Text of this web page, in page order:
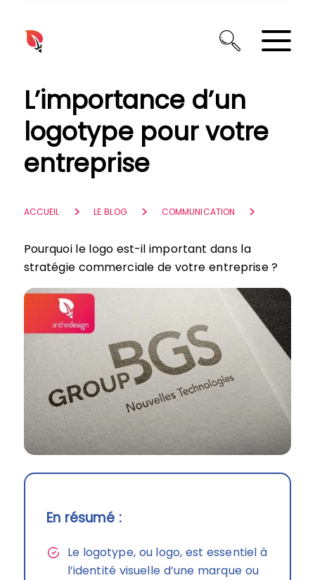
L’importance d’un
logotype pour votre
entreprise
ACCUEIL LE BLOG COMMUNICATION
Pourquoi le logo est-il important dans la
stratégie commerciale de votre entreprise ?
En résumé :
Le logotype, ou logo, est essentiel à
l’identité visuelle d’une marque ou